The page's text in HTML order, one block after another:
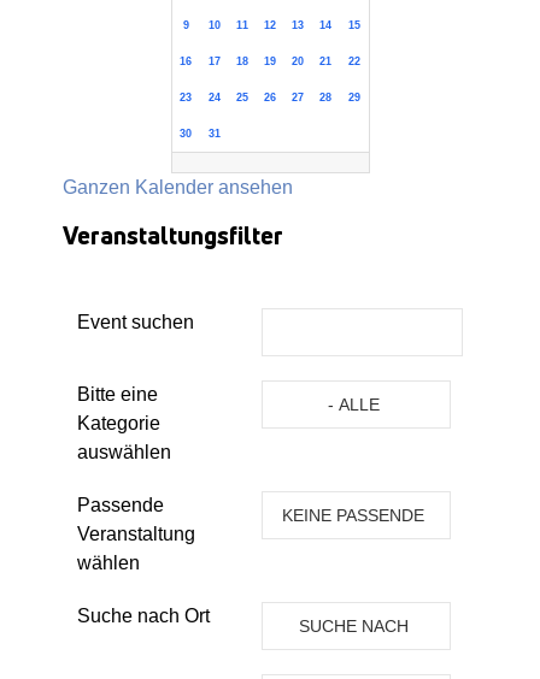
9 10 11 12 13 14 15
16 17 18 19 20 21 22
23 24 25 26 27 28 29
30 31
Ganzen Kalender ansehen
Veranstaltungsfilter
Event suchen
Bitte eine
Kategorie
auswählen
- ALLE
Passende
Veranstaltung
wählen
KEINE PASSENDE
Suche nach Ort SUCHE NACH
ORT